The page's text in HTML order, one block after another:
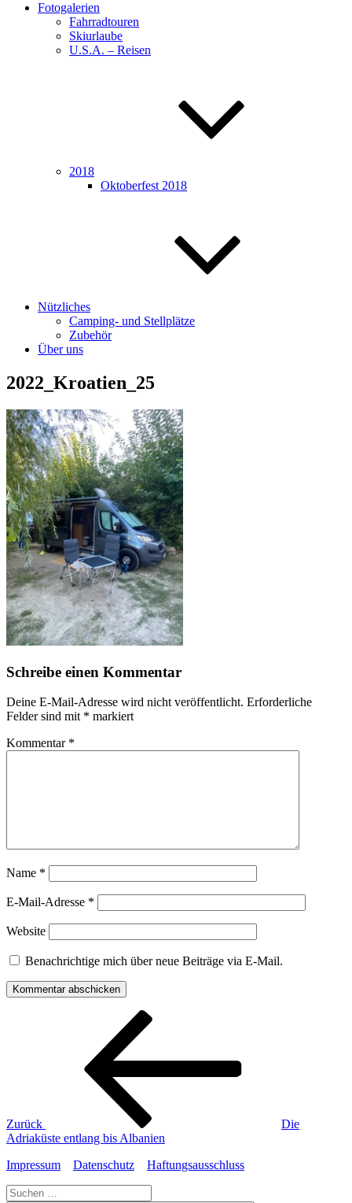
Fotogalerien
Fahrradtouren
Skiurlaube
U.S.A. – Reisen
2018
Oktoberfest 2018
Nützliches
Camping- und Stellplätze
Zubehör
Über uns
2022_Kroatien_25
Schreibe einen Kommentar
Deine E-Mail-Adresse wird nicht veröffentlicht. Erforderliche
Felder sind mit * markiert
Kommentar *
Name *
E-Mail-Adresse *
Website
Benachrichtige mich über neue Beiträge via E-Mail.
Beitragsnavigation
Zurück
Die
Adriaküste entlang bis Albanien
Impressum
Datenschutz
Haftungsausschluss
Suche